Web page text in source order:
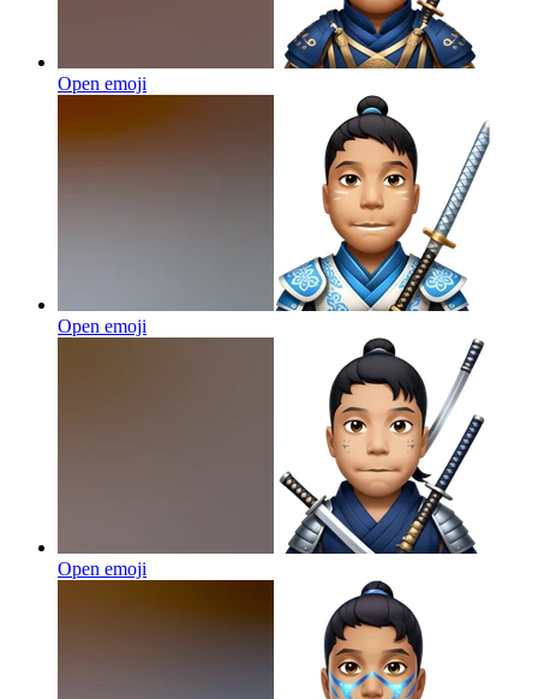
Open emoji
Open emoji
Open emoji